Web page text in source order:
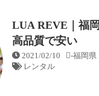
LUA REVE｜福
高品質で安い
2021/02/10 -福岡県
レンタル